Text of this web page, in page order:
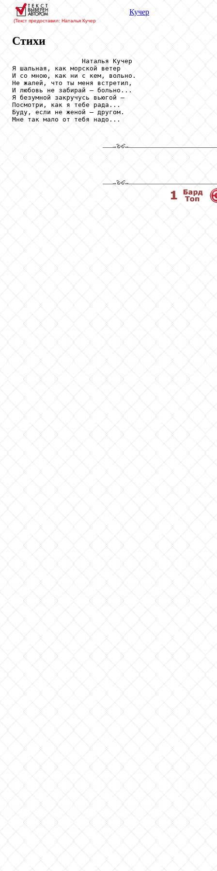
(Текст предоставил: Наталья Кучер
Кучер
Стихи
                  Наталья Кучер
Я шальная, как морской ветер
И со мною, как ни с кем, вольно.
Не жалей, что ты меня встретил,
И любовь не забирай — больно...
Я безумной закручусь вьюгой —
Посмотри, как я тебе рада...
Буду, если не женой — другом.
Мне так мало от тебя надо...